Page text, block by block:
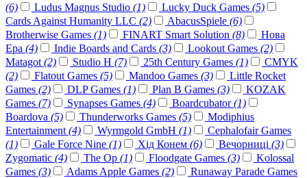
(6)
Ludus Magnus Studio (1) Lucky Duck Games (5)
Cards Against Humanity LLC (2) AbacusSpiele (6)
Brotherwise Games (1) FINART Smart Solution (8)
Нова
Ера (4) Indie Boards and Cards (3) Lookout Games (2)
Matagot (2) Studio H (7) 25th Century Games (1)
CMYK
(2)
Flatout Games (5) Mandoo Games (3)
Little Rocket
Games (2) DLP Games (1) Plan B Games (3)
KOZAK
Games (7) Synapses Games (4) Boardcubator(1)
Boardova (5) Thunderworks Games (5)
Modiphius
Entertainment (4) Wyrmgold GmbH (1)
Cephalofair Games
(1)
Gale Force Nine (1) Хід Конем (6) Вечорниці (3)
Zygomatic (4) The Op (1) Floodgate Games (3)
Kolossal
Games (3) Adams Apple Games (2)
Runaway Parade Games